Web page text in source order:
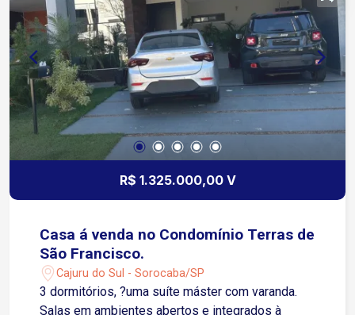
R$ 1.325.000,00 V
Casa á venda no Condomínio Terras de
São Francisco.
Cajuru do Sul - Sorocaba/SP
3 dormitórios, ?uma suíte máster com varanda.
Salas em ambientes abertos e integrados à